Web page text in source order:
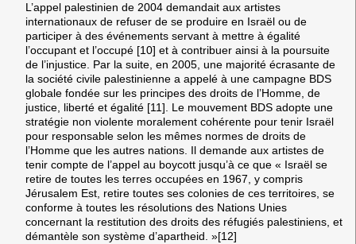
L’appel palestinien de 2004 demandait aux artistes
internationaux de refuser de se produire en Israël ou de
participer à des événements servant à mettre à égalité
l’occupant et l’occupé [10] et à contribuer ainsi à la poursuite
de l’injustice. Par la suite, en 2005, une majorité écrasante de
la société civile palestinienne a appelé à une campagne BDS
globale fondée sur les principes des droits de l’Homme, de
justice, liberté et égalité [11]. Le mouvement BDS adopte une
stratégie non violente moralement cohérente pour tenir Israël
pour responsable selon les mêmes normes de droits de
l’Homme que les autres nations. Il demande aux artistes de
tenir compte de l’appel au boycott jusqu’à ce que « Israël se
retire de toutes les terres occupées en 1967, y compris
Jérusalem Est, retire toutes ses colonies de ces territoires, se
conforme à toutes les résolutions des Nations Unies
concernant la restitution des droits des réfugiés palestiniens, et
démantèle son système d’apartheid. »[12]